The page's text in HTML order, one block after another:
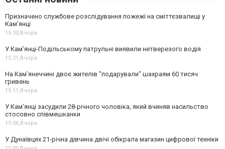
Призначено службове розслідування пожежі на сміттєзвалищі у
Кам’янці
15:30, Вчора
У Кам’янці-Подільському патрульні виявили нетверезого водія
15:21, Вчора
На Камʼянеччині двоє жителів "подарували" шахраям 60 тисяч
гривень
15:11, Вчора
У Камʼянці засудили 28-річного чоловіка, який вчиняв насильство
стосовно співмешканки
15:06, Вчора
У Дунаївцях 21-річна дівчина двічі обікрала магазин цифрової техніки